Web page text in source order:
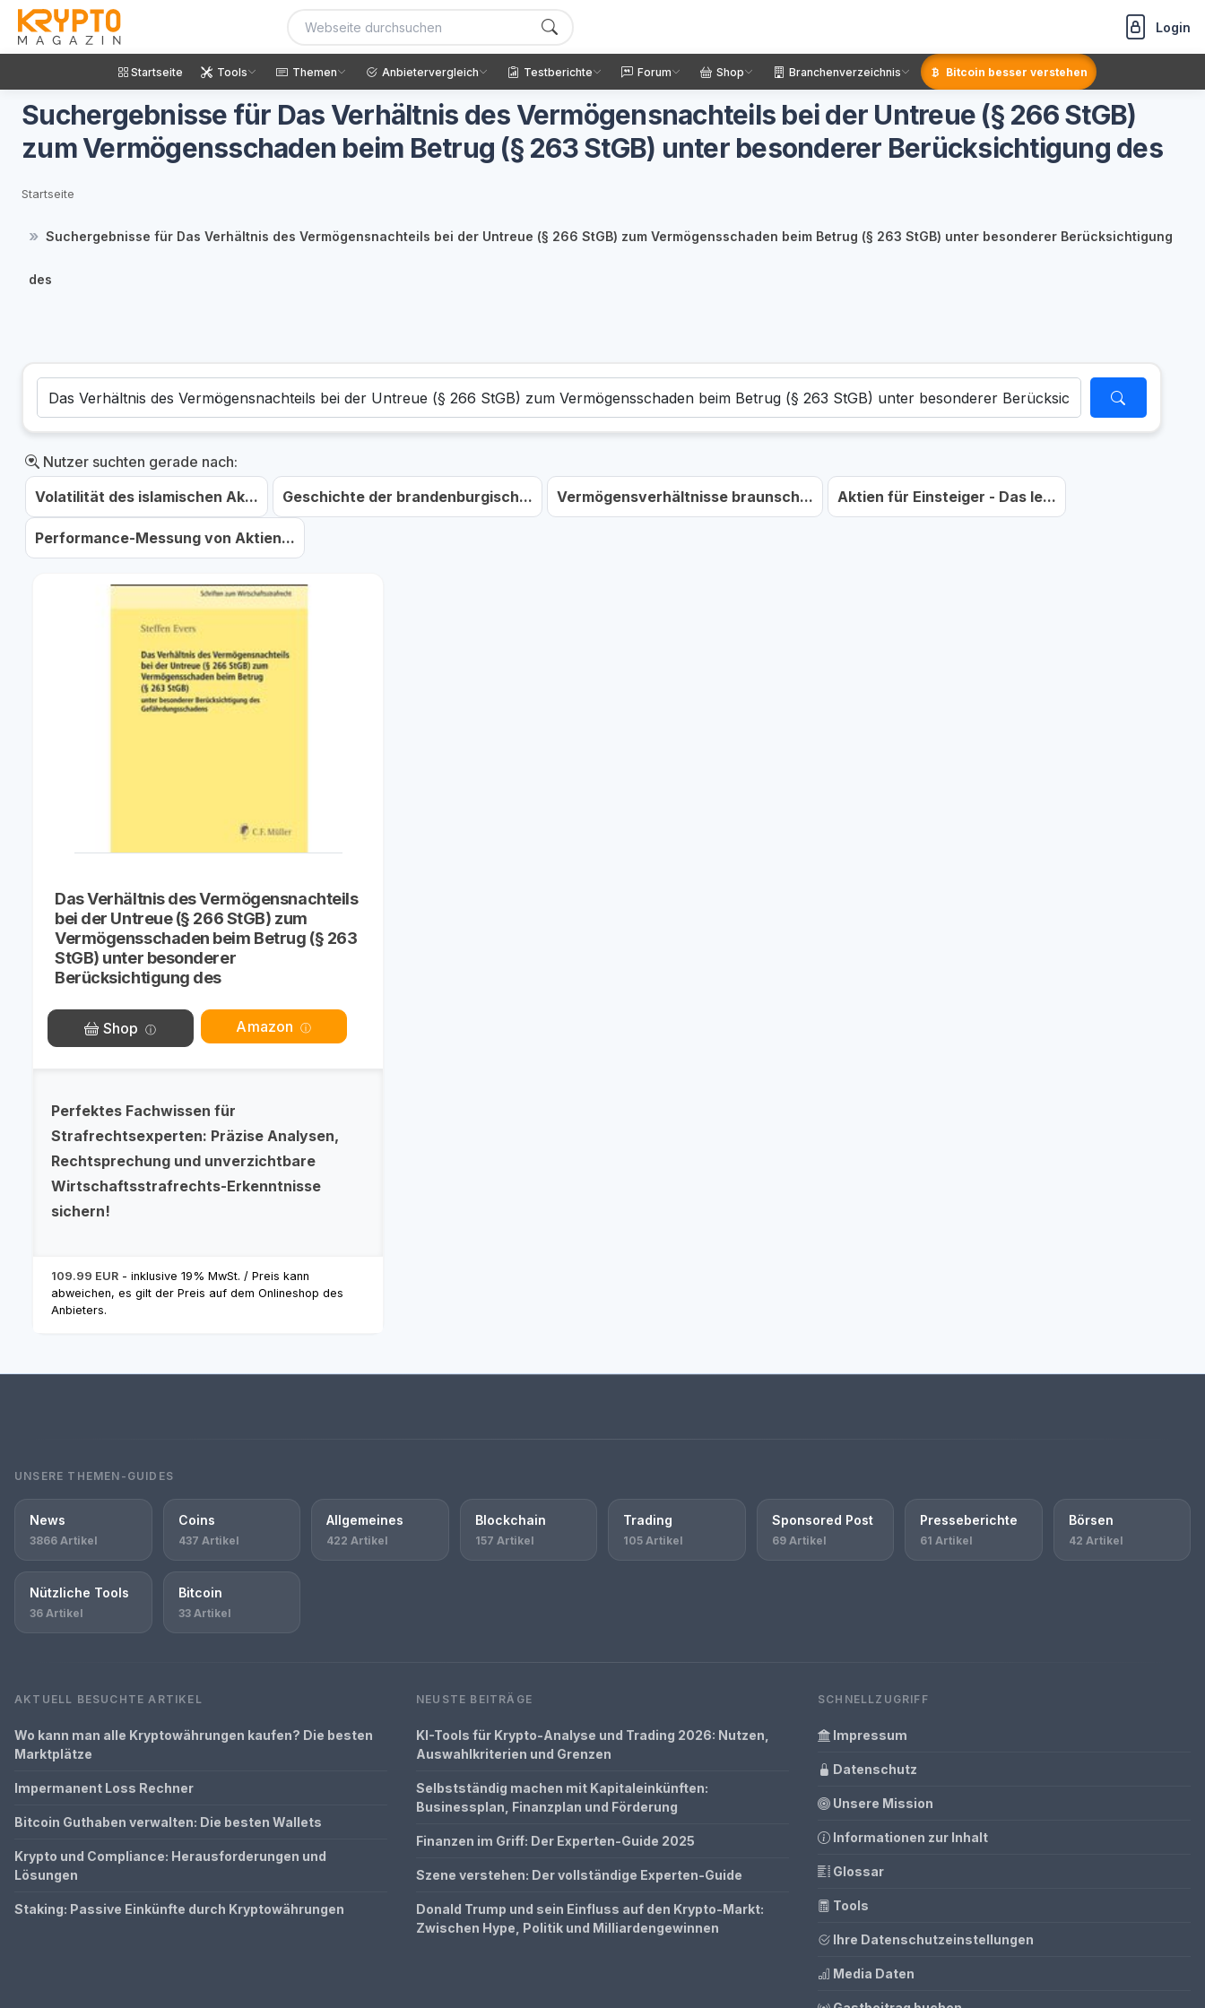
Login
Startseite Tools Themen Anbietervergleich Testberichte Forum Shop Branchenverzeichnis Bitcoin besser verstehen
Suchergebnisse für Das Verhältnis des Vermögensnachteils bei der Untreue (§ 266 StGB)
zum Vermögensschaden beim Betrug (§ 263 StGB) unter besonderer Berücksichtigung des
Startseite
Suchergebnisse für Das Verhältnis des Vermögensnachteils bei der Untreue (§ 266 StGB) zum Vermögensschaden beim Betrug (§ 263 StGB) unter besonderer Berücksichtigung
des
Nutzer suchten gerade nach:
Volatilität des islamischen Ak...
Geschichte der brandenburgisch... Vermögensverhältnisse braunsch... Aktien für Einsteiger - Das le...
Performance-Messung von Aktien...
Das Verhältnis des Vermögensnachteils
bei der Untreue (§ 266 StGB) zum
Vermögensschaden beim Betrug (§ 263
StGB) unter besonderer
Berücksichtigung des
Shop Amazon
Perfektes Fachwissen für
Strafrechtsexperten: Präzise Analysen,
Rechtsprechung und unverzichtbare
Wirtschaftsstrafrechts-Erkenntnisse
sichern!
109.99 EUR - inklusive 19% MwSt. / Preis kann
abweichen, es gilt der Preis auf dem Onlineshop des
Anbieters.
UNSERE THEMEN-GUIDES
News
3866 Artikel
Coins
437 Artikel
Allgemeines
422 Artikel
Blockchain
157 Artikel
Trading
105 Artikel
Sponsored Post
69 Artikel
Presseberichte
61 Artikel
Börsen
42 Artikel
Nützliche Tools
36 Artikel
Bitcoin
33 Artikel
AKTUELL BESUCHTE ARTIKEL
Wo kann man alle Kryptowährungen kaufen? Die besten
Marktplätze
Impermanent Loss Rechner
Bitcoin Guthaben verwalten: Die besten Wallets
Krypto und Compliance: Herausforderungen und
Lösungen
Staking: Passive Einkünfte durch Kryptowährungen
NEUSTE BEITRÄGE
KI-Tools für Krypto-Analyse und Trading 2026: Nutzen,
Auswahlkriterien und Grenzen
Selbstständig machen mit Kapitaleinkünften:
Businessplan, Finanzplan und Förderung
Finanzen im Griff: Der Experten-Guide 2025
Szene verstehen: Der vollständige Experten-Guide
Donald Trump und sein Einfluss auf den Krypto-Markt:
Zwischen Hype, Politik und Milliardengewinnen
SCHNELLZUGRIFF
Impressum
Datenschutz
Unsere Mission
Informationen zur Inhalt
Glossar
Tools
Ihre Datenschutzeinstellungen
Media Daten